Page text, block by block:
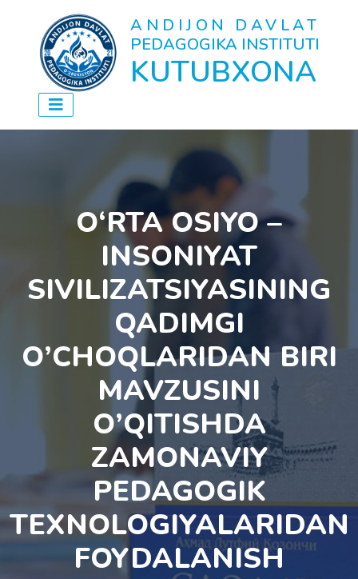
ANDIJON DAVLAT
PEDAGOGIKA INSTITUTI
KUTUBXONA
O‘RTA OSIYO –
INSONIYAT
SIVILIZATSIYASINING
QADIMGI
O’CHOQLARIDAN BIRI
MAVZUSINI
O’QITISHDA
ZAMONAVIY
PEDAGOGIK
TEXNOLOGIYALARIDAN
FOYDALANISH